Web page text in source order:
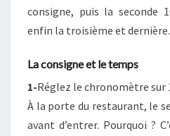
consigne, puis la seconde
enfin la troisième et dernière.
La consigne et le temps
1-Réglez le chronomètre sur
À la porte du restaurant, le
avant d’entrer. Pourquoi ?